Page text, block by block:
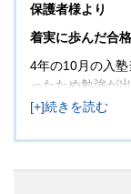
保護者様より
着実に歩んだ合
4年の10月の入
ったため勉強が
一緒に取り組み
着実に実力をつ
数は6年後半に